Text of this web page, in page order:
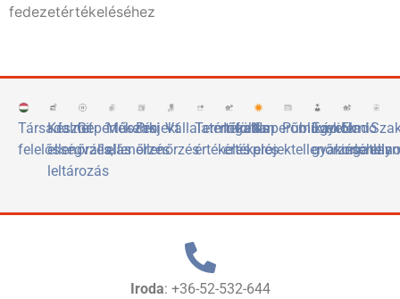
fedezetértékeléséhez
Társadalmi
felelősségvállalás
Készlet
ellenőrzés,
leltározás
Gépértékelés
Műszaki
ellenőrzés
Projekt
ellenőrzés
Vállalatértékelés
Termőföld
értékelés
Ingatlan
értékelés
Naperőművek
projektellenőrzése
Publikációk
Egyetemi
gyakorlóhely
Eladó
Iroda: +36-52-532-644